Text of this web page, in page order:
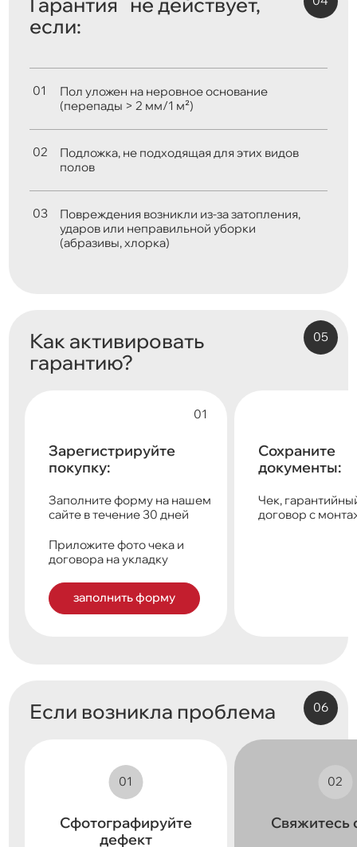
если:
Пол уложен на неровное основание
(перепады > 2 мм/1 м²)
Подложка, не подходящая для этих видов
полов
Повреждения возникли из-за затопления,
ударов или неправильной уборки
(абразивы, хлорка)
Как активировать
гарантию?
Зарегистрируйте
покупку:
Заполните форму на нашем
сайте в течение 30 дней
Приложите фото чека и
договора на укладку
заполнить форму
Сохраните
документы:
Чек,
договор с
Если возникла проблема
Сфотографируйте
дефект
Свяжитесь